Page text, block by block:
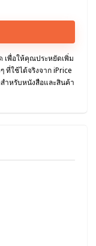
เพื่อให้คุณประหยัดเพิ่ม
ที่ใช้ได้จริงจาก iPrice
ำหรับหนังสือและสินค้า